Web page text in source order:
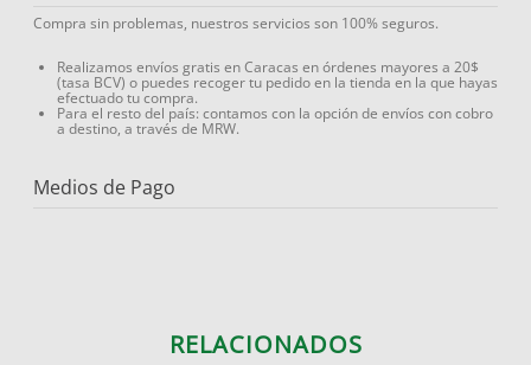
Compra sin problemas, nuestros servicios son 100% seguros.
Realizamos envíos gratis en Caracas en órdenes mayores a 20$
(tasa BCV) o puedes recoger tu pedido en la tienda en la que hayas
efectuado tu compra.
Para el resto del país: contamos con la opción de envíos con cobro
a destino, a través de MRW.
Medios de Pago
RELACIONADOS